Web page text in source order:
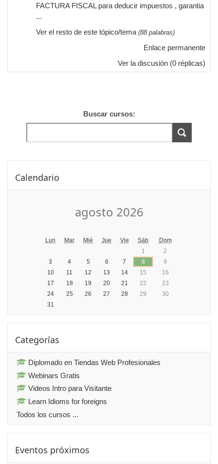
FACTURA FISCAL para deducir impuestos , garantia
...
Ver el resto de este tópico/tema (88 palabras)
Enlace permanente
Ver la discusión (0 réplicas)
Buscar cursos:
Calendario
agosto 2026
Lun Mar Mié Jue Vie Sáb
Dom
1
2
3
4 5 6 7 8
9
10
11 12 13 14 15
16
17
18 19 20 21 22
23
24
25 26 27 28 29
30
31
Categorías
Diplomado en Tiendas Web Profesionales
Webinars Gratis
Videos Intro para Visitante
Learn Idioms for foreigns
Todos los cursos ...
Eventos próximos